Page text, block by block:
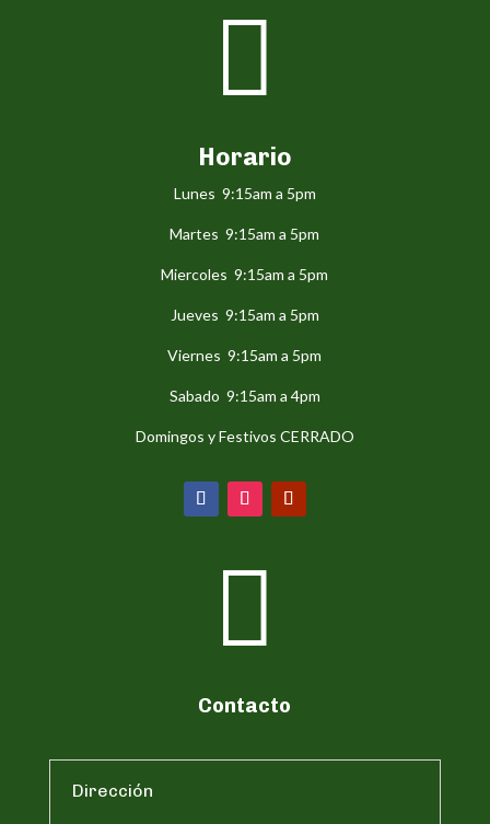

Horario
Lunes 9:15am a 5pm
Martes 9:15am a 5pm
Miercoles 9:15am a 5pm
Jueves 9:15am a 5pm
Viernes 9:15am a 5pm
Sabado 9:15am a 4pm
Domingos y Festivos CERRADO

Contacto
Dirección